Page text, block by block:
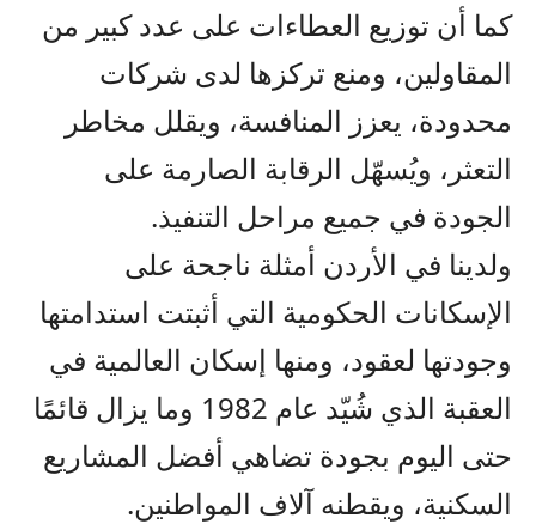
كما أن توزيع العطاءات على عدد كبير من
المقاولين، ومنع تركزها لدى شركات
محدودة، يعزز المنافسة، ويقلل مخاطر
التعثر، ويُسهّل الرقابة الصارمة على
الجودة في جميع مراحل التنفيذ.
ولدينا في الأردن أمثلة ناجحة على
الإسكانات الحكومية التي أثبتت استدامتها
وجودتها لعقود، ومنها إسكان العالمية في
العقبة الذي شُيّد عام 1982 وما يزال قائمًا
حتى اليوم بجودة تضاهي أفضل المشاريع
السكنية، ويقطنه آلاف المواطنين.